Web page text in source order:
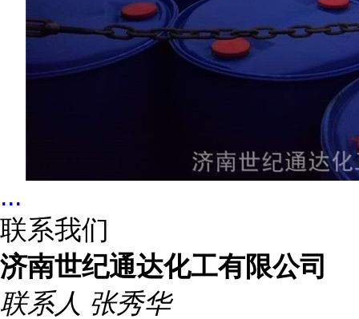
...
联系我们
济南世纪通达化工有限公司
联系人 张秀华